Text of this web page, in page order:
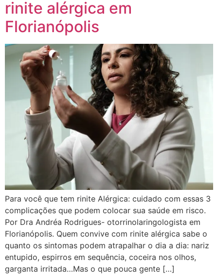
rinite alérgica em
Florianópolis
Para você que tem rinite Alérgica: cuidado com essas 3
complicações que podem colocar sua saúde em risco.
Por Dra Andréa Rodrigues- otorrinolaringologista em
Florianópolis. Quem convive com rinite alérgica sabe o
quanto os sintomas podem atrapalhar o dia a dia: nariz
entupido, espirros em sequência, coceira nos olhos,
garganta irritada…Mas o que pouca gente […]